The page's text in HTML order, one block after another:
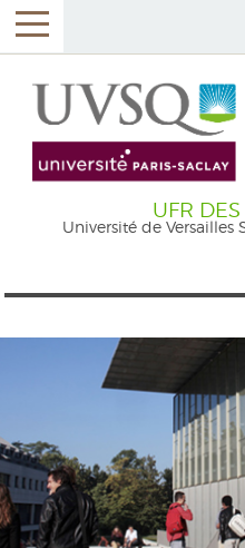
UFR
Université de Versailles